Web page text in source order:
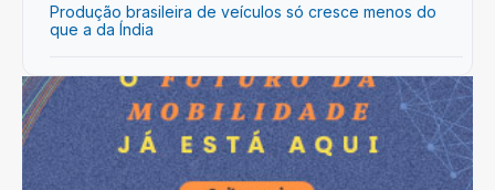
Produção brasileira de veículos só cresce menos do
que a da Índia